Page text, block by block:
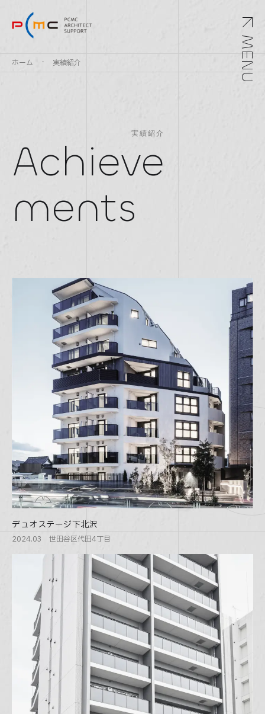
Top トップ
Service サービス
Company 会社情報
Blog ブログ
よくある質問
Contact 問い合わせ
03-5366-3567
Weekdays 9:30AM - 6:30PM
MENU
ホーム 実績紹介
実績紹介
Achieve
ments
デュオステージ下北沢
2024.03 世田谷区代田4丁目